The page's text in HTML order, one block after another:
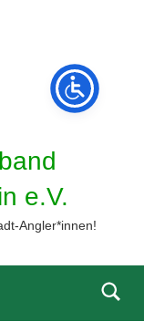
e.V.
Angler*innen!